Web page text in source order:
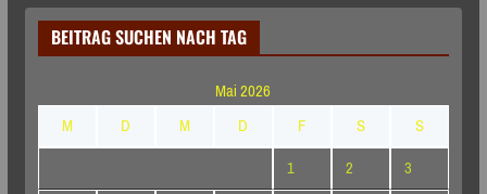
BEITRAG SUCHEN NACH TAG
Mai 2026
M
D M D F S
S
1
2
3